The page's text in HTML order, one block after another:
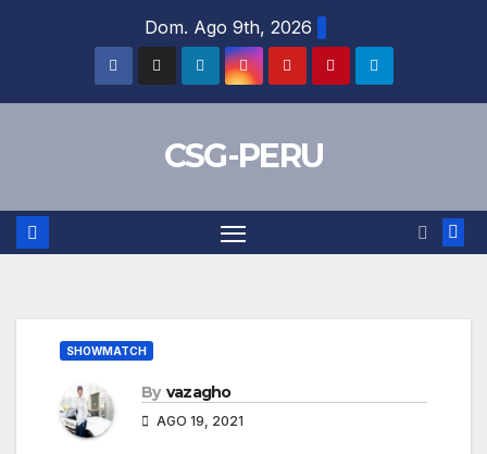
Dom. Ago 9th, 2026
CSG-PERU
SHOWMATCH
By vazagho
AGO 19, 2021